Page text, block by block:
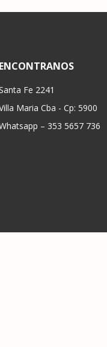
ENCONTRANOS
Fe 2241
Maria Cba - Cp: 5900
– 353 5657 736